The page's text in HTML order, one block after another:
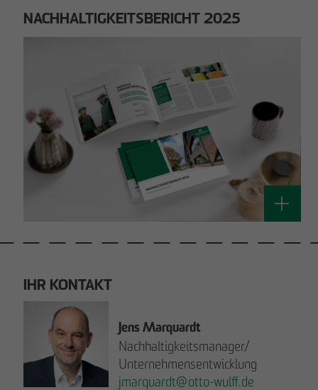
NACHHALTIGKEITSBERICHT 2025
IHR KONTAKT
Jens Marquardt
Nachhaltigkeitsmanager/
Unternehmensentwicklung
jmarquardt@otto-wulff.de